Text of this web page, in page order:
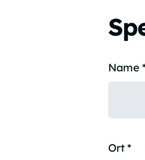
Name
Ort*